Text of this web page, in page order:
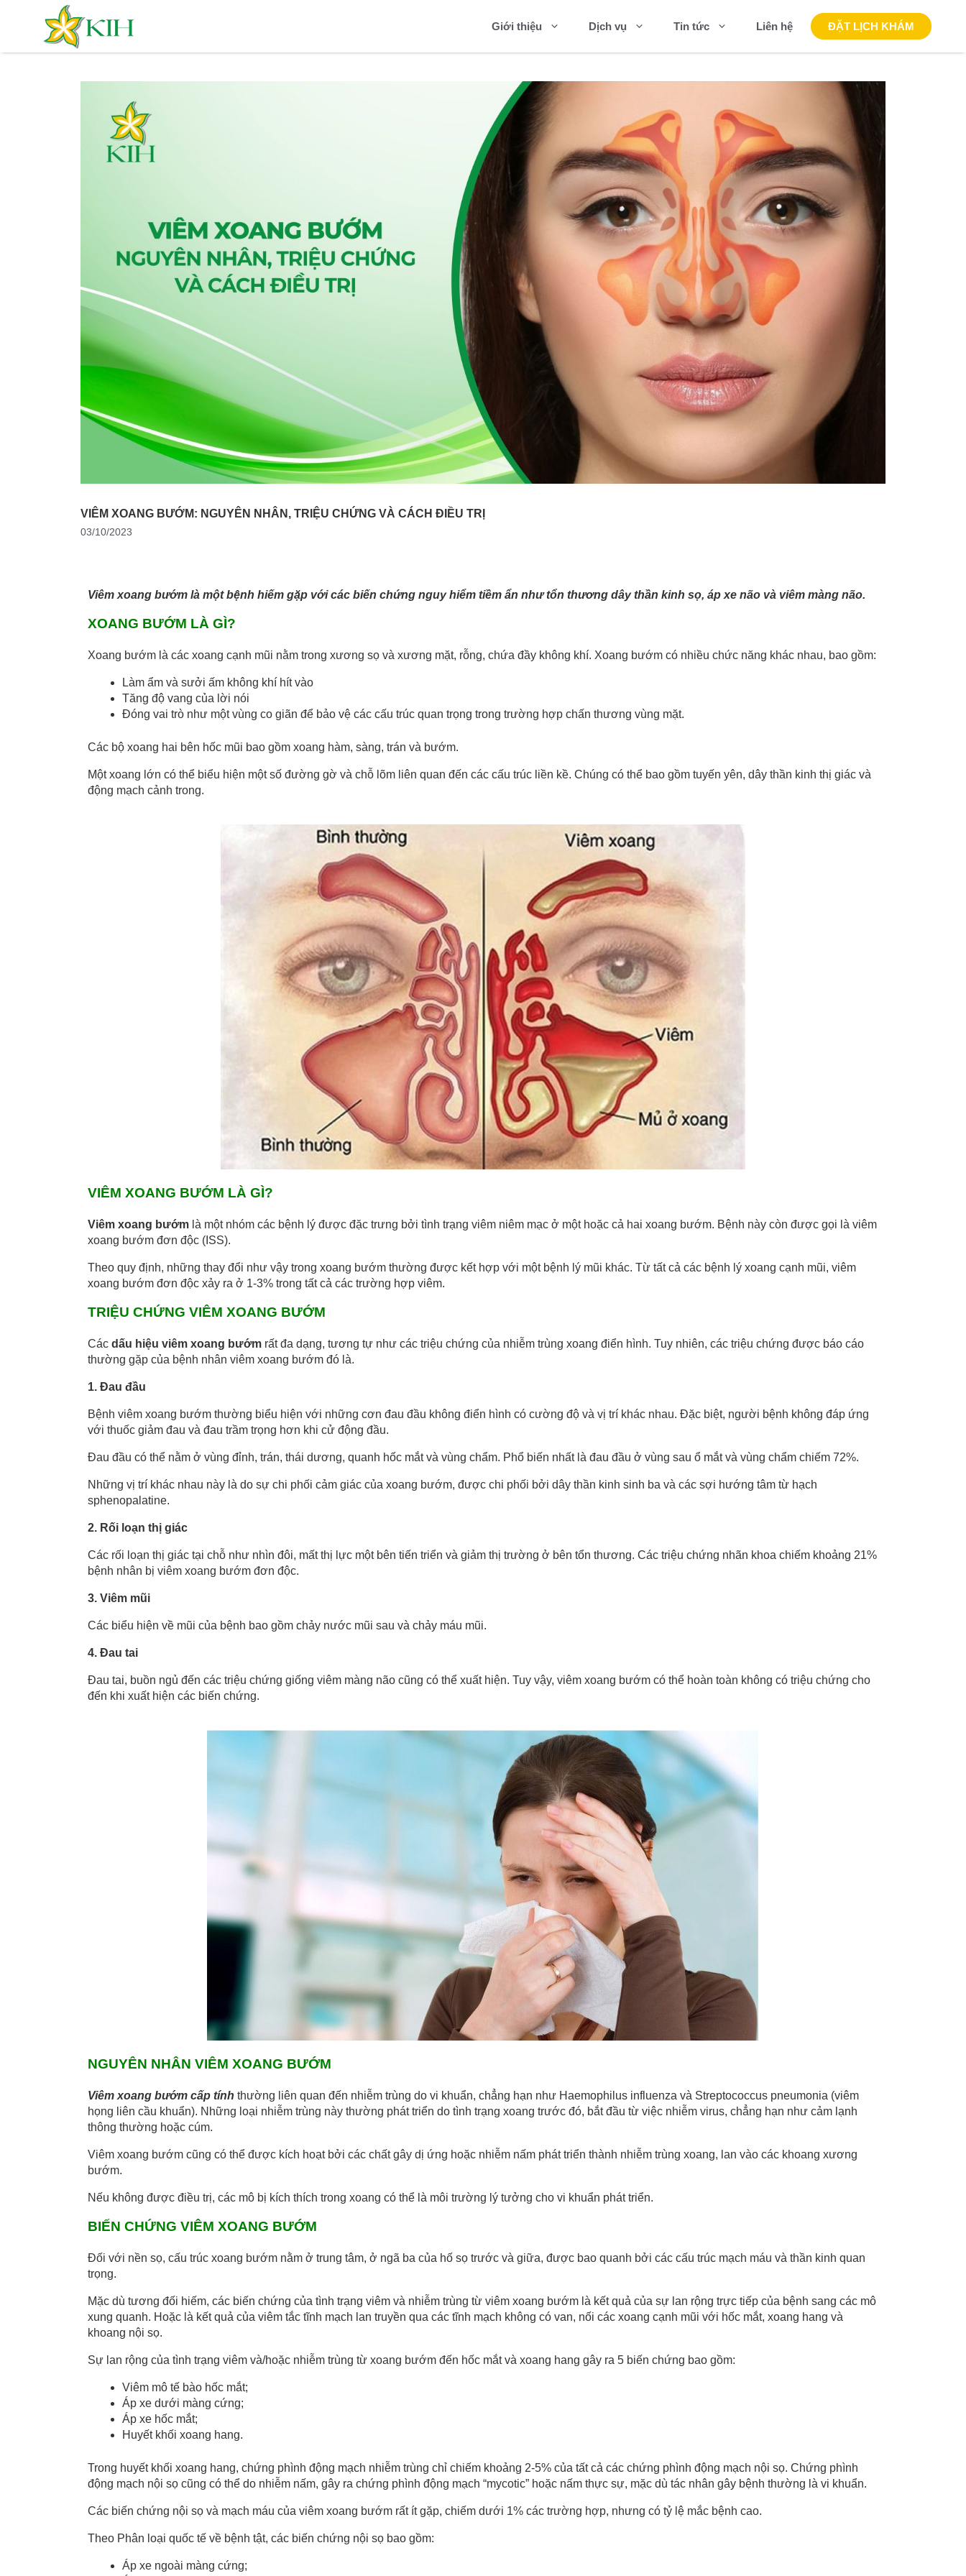
Giới thiệu Dịch vụ Tin tức Liên hệ ĐẶT LỊCH KHÁM
VIÊM XOANG BƯỚM: NGUYÊN NHÂN, TRIỆU CHỨNG VÀ CÁCH ĐIỀU TRỊ
03/10/2023
Viêm xoang bướm là một bệnh hiếm gặp với các biến chứng nguy hiểm tiềm ẩn như tổn thương dây thần kinh sọ, áp xe não và viêm màng não.
XOANG BƯỚM LÀ GÌ?
Xoang bướm là các xoang cạnh mũi nằm trong xương sọ và xương mặt, rỗng, chứa đầy không khí. Xoang bướm có nhiều chức năng khác nhau, bao gồm:
Làm ẩm và sưởi ấm không khí hít vào
Tăng độ vang của lời nói
Đóng vai trò như một vùng co giãn để bảo vệ các cấu trúc quan trọng trong trường hợp chấn thương vùng mặt.
Các bộ xoang hai bên hốc mũi bao gồm xoang hàm, sàng, trán và bướm.
Một xoang lớn có thể biểu hiện một số đường gờ và chỗ lõm liên quan đến các cấu trúc liền kề. Chúng có thể bao gồm tuyến yên, dây thần kinh thị giác và
động mạch cảnh trong.
VIÊM XOANG BƯỚM LÀ GÌ?
Viêm xoang bướm là một nhóm các bệnh lý được đặc trưng bởi tình trạng viêm niêm mạc ở một hoặc cả hai xoang bướm. Bệnh này còn được gọi là viêm
xoang bướm đơn độc (ISS).
Theo quy định, những thay đổi như vậy trong xoang bướm thường được kết hợp với một bệnh lý mũi khác. Từ tất cả các bệnh lý xoang cạnh mũi, viêm
xoang bướm đơn độc xảy ra ở 1-3% trong tất cả các trường hợp viêm.
TRIỆU CHỨNG VIÊM XOANG BƯỚM
Các dấu hiệu viêm xoang bướm rất đa dạng, tương tự như các triệu chứng của nhiễm trùng xoang điển hình. Tuy nhiên, các triệu chứng được báo cáo
thường gặp của bệnh nhân viêm xoang bướm đó là.
1. Đau đầu
Bệnh viêm xoang bướm thường biểu hiện với những cơn đau đầu không điển hình có cường độ và vị trí khác nhau. Đặc biệt, người bệnh không đáp ứng
với thuốc giảm đau và đau trầm trọng hơn khi cử động đầu.
Đau đầu có thể nằm ở vùng đỉnh, trán, thái dương, quanh hốc mắt và vùng chẩm. Phổ biến nhất là đau đầu ở vùng sau ổ mắt và vùng chẩm chiếm 72%.
Những vị trí khác nhau này là do sự chi phối cảm giác của xoang bướm, được chi phối bởi dây thần kinh sinh ba và các sợi hướng tâm từ hạch
sphenopalatine.
2. Rối loạn thị giác
Các rối loạn thị giác tại chỗ như nhìn đôi, mất thị lực một bên tiến triển và giảm thị trường ở bên tổn thương. Các triệu chứng nhãn khoa chiếm khoảng 21%
bệnh nhân bị viêm xoang bướm đơn độc.
3. Viêm mũi
Các biểu hiện về mũi của bệnh bao gồm chảy nước mũi sau và chảy máu mũi.
4. Đau tai
Đau tai, buồn ngủ đến các triệu chứng giống viêm màng não cũng có thể xuất hiện. Tuy vậy, viêm xoang bướm có thể hoàn toàn không có triệu chứng cho
đến khi xuất hiện các biến chứng.
NGUYÊN NHÂN VIÊM XOANG BƯỚM
Viêm xoang bướm cấp tính thường liên quan đến nhiễm trùng do vi khuẩn, chẳng hạn như Haemophilus influenza và Streptococcus pneumonia (viêm
họng liên cầu khuẩn). Những loại nhiễm trùng này thường phát triển do tình trạng xoang trước đó, bắt đầu từ việc nhiễm virus, chẳng hạn như cảm lạnh
thông thường hoặc cúm.
Viêm xoang bướm cũng có thể được kích hoạt bởi các chất gây dị ứng hoặc nhiễm nấm phát triển thành nhiễm trùng xoang, lan vào các khoang xương
bướm.
Nếu không được điều trị, các mô bị kích thích trong xoang có thể là môi trường lý tưởng cho vi khuẩn phát triển.
BIẾN CHỨNG VIÊM XOANG BƯỚM
Đối với nền sọ, cấu trúc xoang bướm nằm ở trung tâm, ở ngã ba của hố sọ trước và giữa, được bao quanh bởi các cấu trúc mạch máu và thần kinh quan
trọng.
Mặc dù tương đối hiếm, các biến chứng của tình trạng viêm và nhiễm trùng từ viêm xoang bướm là kết quả của sự lan rộng trực tiếp của bệnh sang các mô
xung quanh. Hoặc là kết quả của viêm tắc tĩnh mạch lan truyền qua các tĩnh mạch không có van, nối các xoang cạnh mũi với hốc mắt, xoang hang và
khoang nội sọ.
Sự lan rộng của tình trạng viêm và/hoặc nhiễm trùng từ xoang bướm đến hốc mắt và xoang hang gây ra 5 biến chứng bao gồm:
Viêm mô tế bào hốc mắt;
Áp xe dưới màng cứng;
Áp xe hốc mắt;
Huyết khối xoang hang.
Trong huyết khối xoang hang, chứng phình động mạch nhiễm trùng chỉ chiếm khoảng 2-5% của tất cả các chứng phình động mạch nội sọ. Chứng phình
động mạch nội sọ cũng có thể do nhiễm nấm, gây ra chứng phình động mạch “mycotic” hoặc nấm thực sự, mặc dù tác nhân gây bệnh thường là vi khuẩn.
Các biến chứng nội sọ và mạch máu của viêm xoang bướm rất ít gặp, chiếm dưới 1% các trường hợp, nhưng có tỷ lệ mắc bệnh cao.
Theo Phân loại quốc tế về bệnh tật, các biến chứng nội sọ bao gồm:
Áp xe ngoài màng cứng;